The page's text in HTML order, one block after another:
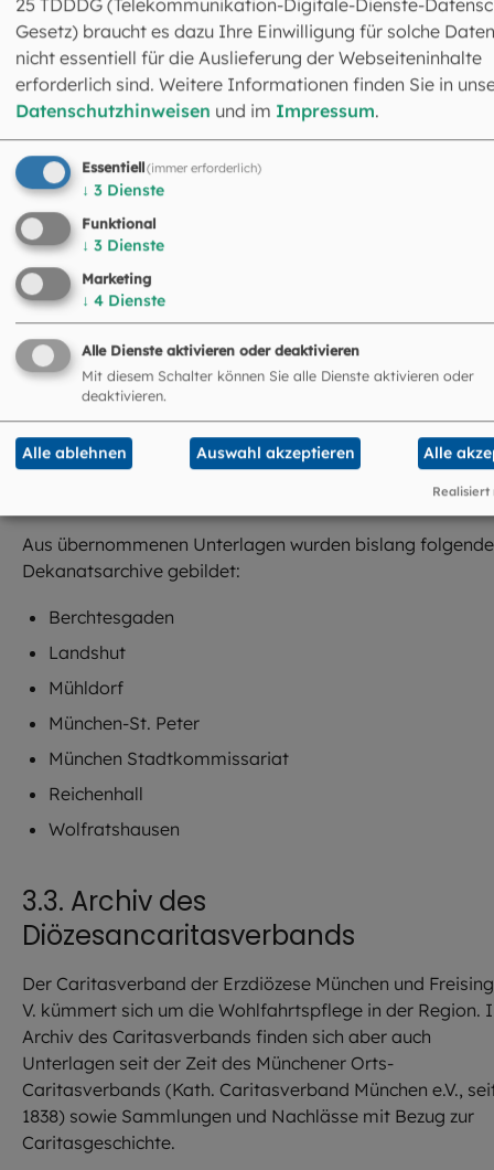
Schematismen des Bistums Freising und des
Erzbistums München und Freising
Freisinger Hofkalender
(online verfügbar
1743-1802)
Schematismus des Erzbistums München und
In vielen Fällen finden sich Dekanatsunterlagen in den
Amt des Dekans ausübte. Es ist vorgesehen, diese
Unterlagen künftig zu eigenen Dekanatsarchiven
Aus übernommenen Unterlagen wurden bislang folgende
Dekanatsarchive gebildet:
Berchtesgaden
Landshut
Mühldorf
München-St. Peter
München Stadtkommissariat
Reichenhall
Wolfratshausen
3.3. Archiv des
Diözesancaritasverbands
Der Caritasverband der Erzdiözese München und
V. kümmert sich um die Wohlfahrtspflege in der Region.
Archiv des Caritasverbands finden sich aber auch
Unterlagen seit der Zeit des Münchener Orts-
Caritasverbands (Kath. Caritasverband München e.V.,
1838) sowie Sammlungen und Nachlässe mit Bezug zur
Caritasgeschichte.
25 TDDDG (Telekommunikation-Digitale-Dienste-
Gesetz) braucht es dazu Ihre Einwilligung für solche
nicht essentiell für die Auslieferung der Webseiteninhalte
erforderlich sind. Weitere Informationen finden Sie in
Datenschutzhinweisen und im Impressum.
Essentiell(immer erforderlich)
↓ 3 Dienste
Funktional
↓ 3 Dienste
Marketing
↓ 4 Dienste
Alle Dienste aktivieren oder deaktivieren
Mit diesem Schalter können Sie alle Dienste aktivieren oder
deaktivieren.
Alle ablehnen Auswahl akzeptieren Alle
Realisiert